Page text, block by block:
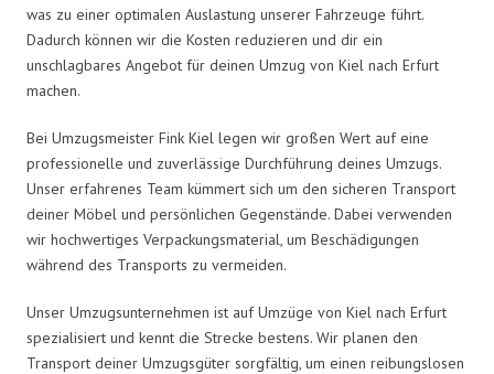
was zu einer optimalen Auslastung unserer Fahrzeuge führt.
Dadurch können wir die Kosten reduzieren und dir ein
unschlagbares Angebot für deinen Umzug von Kiel nach Erfurt
machen.
Bei Umzugsmeister Fink Kiel legen wir großen Wert auf eine
professionelle und zuverlässige Durchführung deines Umzugs.
Unser erfahrenes Team kümmert sich um den sicheren Transport
deiner Möbel und persönlichen Gegenstände. Dabei verwenden
wir hochwertiges Verpackungsmaterial, um Beschädigungen
während des Transports zu vermeiden.
Unser Umzugsunternehmen ist auf Umzüge von Kiel nach Erfurt
spezialisiert und kennt die Strecke bestens. Wir planen den
Transport deiner Umzugsgüter sorgfältig, um einen reibungslosen